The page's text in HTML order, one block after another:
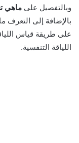
وبالتفصيل على ماهي
بالإضافة إلى التعرف
على طريقة قياس
اللياقة التنفسية.